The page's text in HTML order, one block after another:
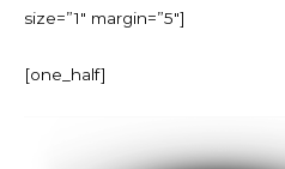
size=”1″ margin=”5″]
[one_half]